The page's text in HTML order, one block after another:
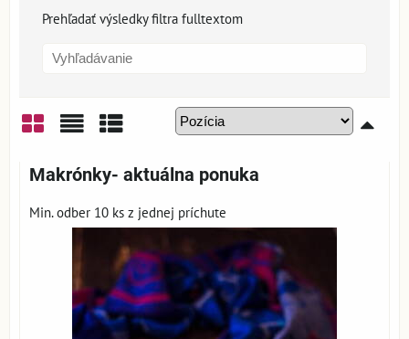
Prehľadať výsledky filtra fulltextom
Makrónky- aktuálna ponuka
Min. odber 10 ks z jednej príchute